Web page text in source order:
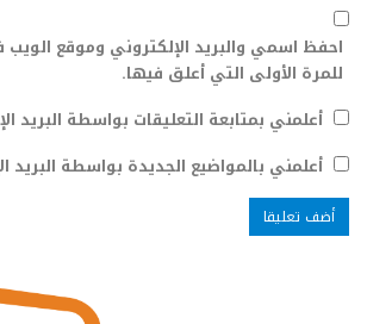
احفظ اسمي والبريد الإلكتروني وموقع
للمرة الأولى التي أعلق فيها.
أعلمني بمتابعة التعليقات بواسطة البريد
أعلمني بالمواضيع الجديدة بواسطة البريد